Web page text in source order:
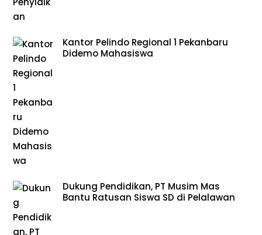
Kantor Pelindo Regional 1 Pekanbaru
Didemo Mahasiswa
Dukung Pendidikan, PT Musim Mas
Bantu Ratusan Siswa SD di Pelalawan